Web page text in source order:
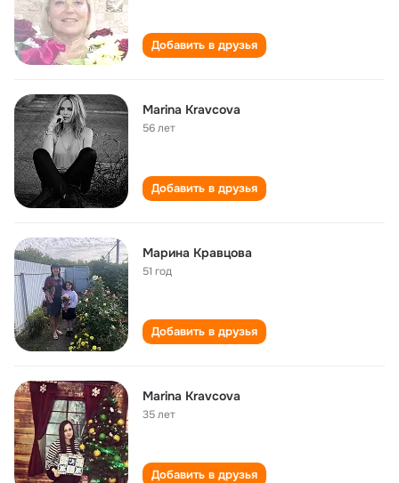
Добавить в друзья
Marina Kravcova
56 лет
Добавить в друзья
Марина Кравцова
51 год
Добавить в друзья
Marina Kravcova
35 лет
Добавить в друзья